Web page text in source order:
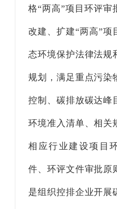
格“两高”项目环评审
改建、扩建“两高”项
态环境保护法律法规
规划，满足重点污染
控制、碳排放碳达峰
环境准入清单、相关
相应行业建设项目
件、环评文件审批原
是组织控排企业开展